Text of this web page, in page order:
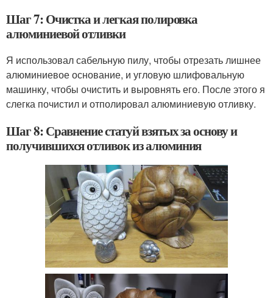
Шаг 7: Очистка и легкая полировка
алюминиевой отливки
Я использовал сабельную пилу, чтобы отрезать лишнее
алюминиевое основание, и угловую шлифовальную
машинку, чтобы очистить и выровнять его. После этого я
слегка почистил и отполировал алюминиевую отливку.
Шаг 8: Сравнение статуй взятых за основу и
получившихся отливок из алюминия